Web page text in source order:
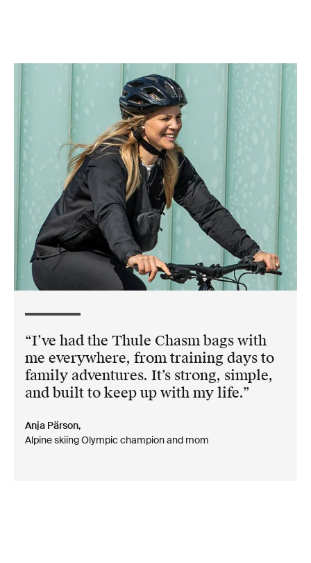
I’ve had the Thule Chasm bags with
me everywhere, from training days to
family adventures. It’s strong, simple,
and built to keep up with my life.
Anja Pärson,
Alpine skiing Olympic champion and mom